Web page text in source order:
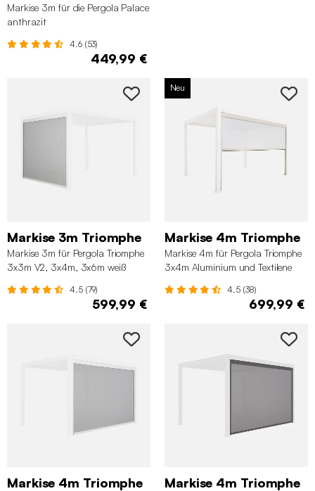
Markise 3m für die Pergola Palace
anthrazit
4.6 (53)
449,99 €
Markise 3m Triomphe
Markise 3m für Pergola Triomphe
3x3m V2, 3x4m, 3x6m weiß
4.5 (79)
599,99 €
Neu
Markise 4m Triomphe
Markise 4m für Pergola Triomphe
3x4m Aluminium und Textilene
4.5 (38)
699,99 €
Markise 4m Triomphe Markise 4m Triomphe